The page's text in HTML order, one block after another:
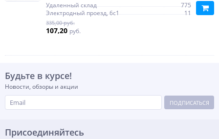
Удаленный склад
775
Электродный проезд, 6с1
11
335,00 руб.
107,20 руб.
Будьте в курсе!
Новости, обзоры и акции
ПОДПИСАТЬСЯ
Присоединяйтесь